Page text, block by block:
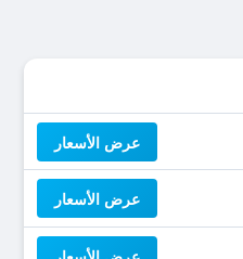
عرض الأسعار
عرض الأسعار